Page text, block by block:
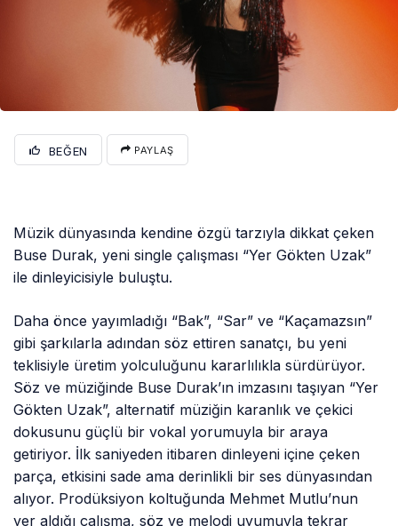
BEĞEN PAYLAŞ
Müzik dünyasında kendine özgü tarzıyla dikkat çeken
Buse Durak, yeni single çalışması “Yer Gökten Uzak”
ile dinleyicisiyle buluştu.
Daha önce yayımladığı “Bak”, “Sar” ve “Kaçamazsın”
gibi şarkılarla adından söz ettiren sanatçı, bu yeni
teklisiyle üretim yolculuğunu kararlılıkla sürdürüyor.
Söz ve müziğinde Buse Durak’ın imzasını taşıyan “Yer
Gökten Uzak”, alternatif müziğin karanlık ve çekici
dokusunu güçlü bir vokal yorumuyla bir araya
getiriyor. İlk saniyeden itibaren dinleyeni içine çeken
parça, etkisini sade ama derinlikli bir ses dünyasından
alıyor. Prodüksiyon koltuğunda Mehmet Mutlu’nun
yer aldığı çalışma, söz ve melodi uyumuyla tekrar